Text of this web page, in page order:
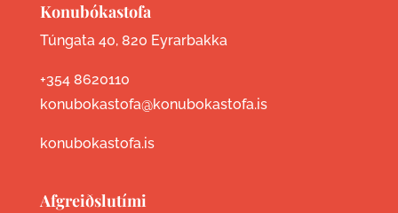
Konubókastofa
Túngata 40, 820 Eyrarbakka
+354 8620110
konubokastofa@konubokastofa.is
konubokastofa.is
Afgreiðslutími